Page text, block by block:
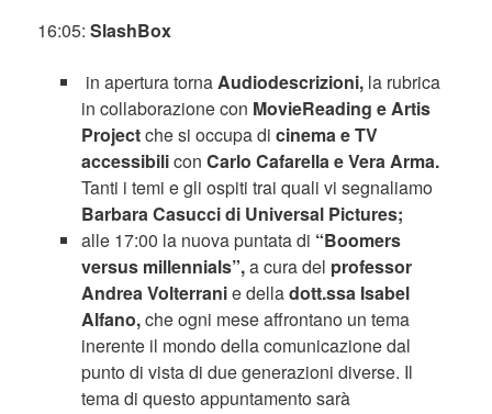
16:05:SlashBox
in apertura tornaAudiodescrizioni, la rubrica
in collaborazione con MovieReading e Artis
Projectche si occupa di cinema e TV
accessibilicon Carlo Cafarella e Vera Arma.
Tanti i temi e gli ospiti trai quali vi segnaliamo
Barbara Casucci di Universal Pictures;
alle 17:00 la nuova puntata di “Boomers
versus millennials”,a cura del professor
Andrea Volterranie delladott.ssa Isabel
Alfano,che ogni mese affrontano un tema
inerente il mondo della comunicazione dal
punto di vista di due generazioni diverse. Il
tema di questo appuntamento sarà